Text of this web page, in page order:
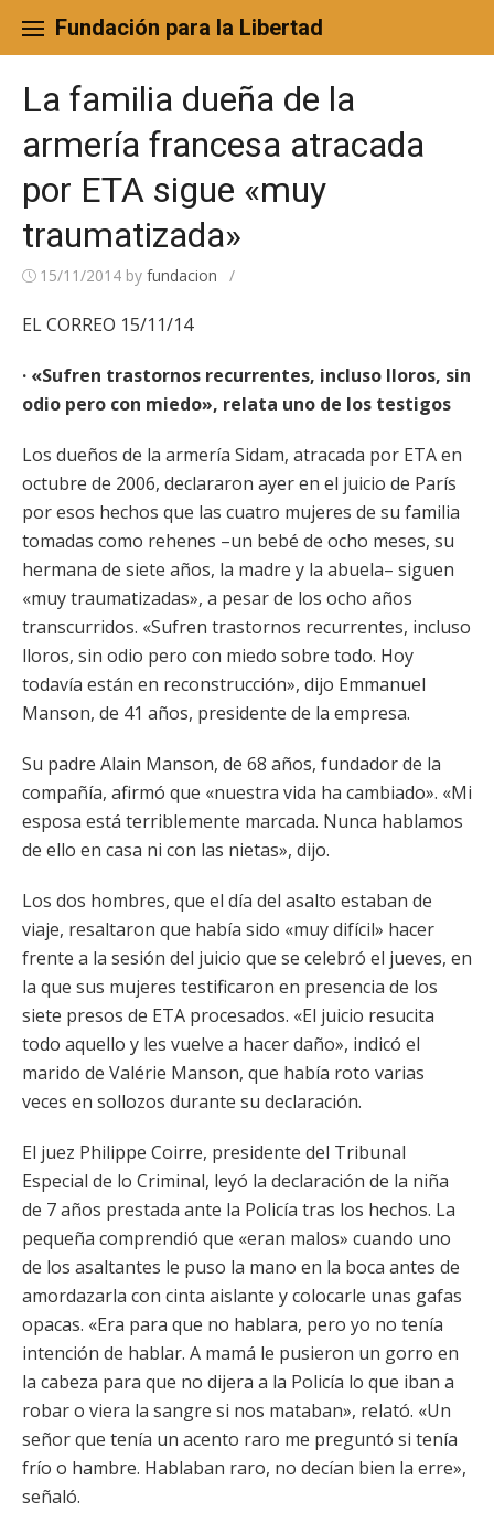
content
Fundación para la Libertad
La familia dueña de la
armería francesa atracada
por ETA sigue «muy
traumatizada»
15/11/2014 by fundacion /
EL CORREO 15/11/14
· «Sufren trastornos recurrentes, incluso lloros, sin
odio pero con miedo», relata uno de los testigos
Los dueños de la armería Sidam, atracada por ETA en
octubre de 2006, declararon ayer en el juicio de París
por esos hechos que las cuatro mujeres de su familia
tomadas como rehenes –un bebé de ocho meses, su
hermana de siete años, la madre y la abuela– siguen
«muy traumatizadas», a pesar de los ocho años
transcurridos. «Sufren trastornos recurrentes, incluso
lloros, sin odio pero con miedo sobre todo. Hoy
todavía están en reconstrucción», dijo Emmanuel
Manson, de 41 años, presidente de la empresa.
Su padre Alain Manson, de 68 años, fundador de la
compañía, afirmó que «nuestra vida ha cambiado». «Mi
esposa está terriblemente marcada. Nunca hablamos
de ello en casa ni con las nietas», dijo.
Los dos hombres, que el día del asalto estaban de
viaje, resaltaron que había sido «muy difícil» hacer
frente a la sesión del juicio que se celebró el jueves, en
la que sus mujeres testificaron en presencia de los
siete presos de ETA procesados. «El juicio resucita
todo aquello y les vuelve a hacer daño», indicó el
marido de Valérie Manson, que había roto varias
veces en sollozos durante su declaración.
El juez Philippe Coirre, presidente del Tribunal
Especial de lo Criminal, leyó la declaración de la niña
de 7 años prestada ante la Policía tras los hechos. La
pequeña comprendió que «eran malos» cuando uno
de los asaltantes le puso la mano en la boca antes de
amordazarla con cinta aislante y colocarle unas gafas
opacas. «Era para que no hablara, pero yo no tenía
intención de hablar. A mamá le pusieron un gorro en
la cabeza para que no dijera a la Policía lo que iban a
robar o viera la sangre si nos mataban», relató. «Un
señor que tenía un acento raro me preguntó si tenía
frío o hambre. Hablaban raro, no decían bien la erre»,
señaló.